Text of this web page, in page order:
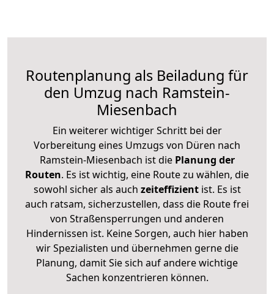
Routenplanung als Beiladung für
den Umzug nach Ramstein-
Miesenbach
Ein weiterer wichtiger Schritt bei der
Vorbereitung eines Umzugs von Düren nach
Ramstein-Miesenbach ist diePlanung der
Routen. Es ist wichtig, eine Route zu wählen, die
sowohl sicher als auch zeiteffizientist. Es ist
auch ratsam, sicherzustellen, dass die Route frei
von Straßensperrungen und anderen
Hindernissen ist. Keine Sorgen, auch hier haben
wir Spezialisten und übernehmen gerne die
Planung, damit Sie sich auf andere wichtige
Sachen konzentrieren können.